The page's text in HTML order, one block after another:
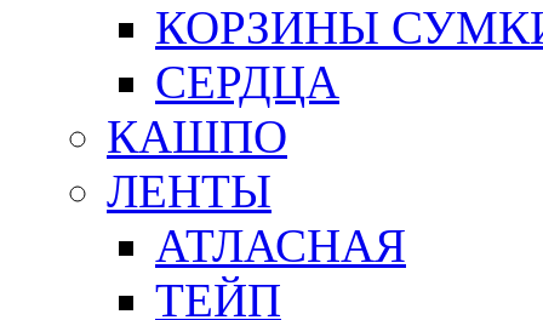
КОРЗИНЫ
СЕРДЦА
КАШПО
ЛЕНТЫ
АТЛАСНАЯ
ТЕЙП